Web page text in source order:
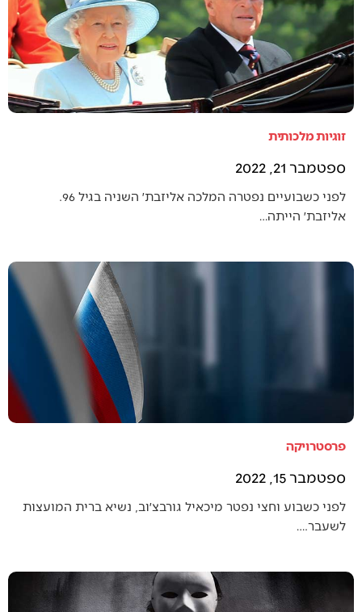
זוגיות מלכותית
ספטמבר 21, 2022
אליזבת׳ הייתה…
פרסטרויקה
ספטמבר 15, 2022
לפני כשבוע וחצי נפטר מיכאיל גורבצ׳וב, נשיא ברית המועצות
לשעבר.…